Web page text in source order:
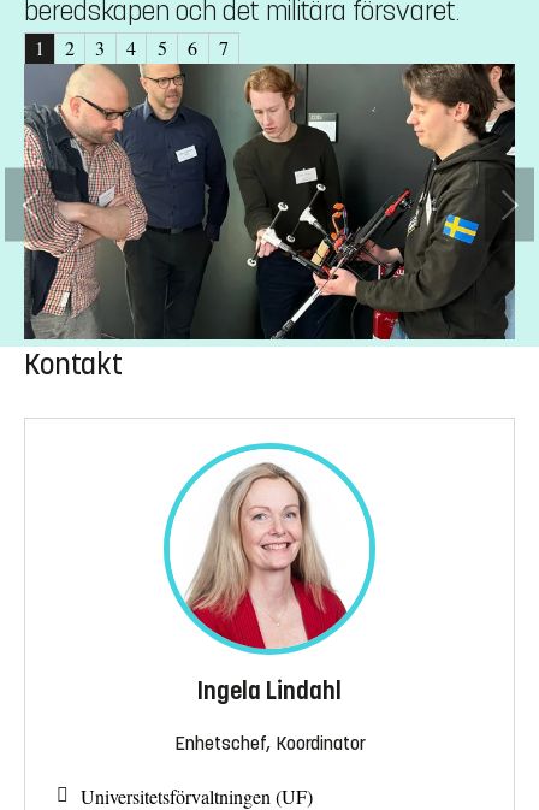
beredskapen och det militära försvaret.
1 2 3 4 5 6 7
Kontakt
Ingela Lindahl
Enhetschef, Koordinator
Universitetsförvaltningen (UF)